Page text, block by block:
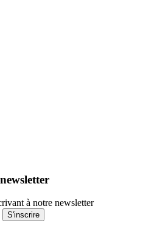
à notre newsletter
S'inscrire